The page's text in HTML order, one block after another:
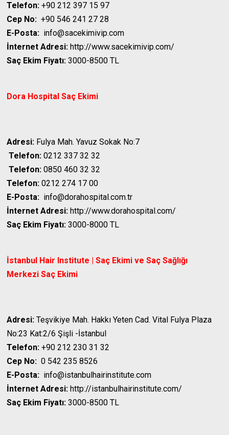
Telefon: +90 212 397 15 97
Cep No: +90 546 241 27 28
E-Posta: info@sacekimivip.com
İnternet Adresi: http://www.sacekimivip.com/
Saç Ekim Fiyatı: 3000-8500 TL
Dora Hospital Saç Ekimi
Adresi: Fulya Mah. Yavuz Sokak No:7
Telefon: 0212 337 32 32
Telefon: 0850 460 32 32
Telefon: 0212 274 17 00
E-Posta: info@dorahospital.com.tr
İnternet Adresi: http://www.dorahospital.com/
Saç Ekim Fiyatı: 3000-8000 TL
İstanbul Hair Institute | Saç Ekimi ve Saç Sağlığı
Merkezi Saç Ekimi
Adresi: Teşvikiye Mah. Hakkı Yeten Cad. Vital Fulya Plaza
No:23 Kat:2/6 Şişli -İstanbul
Telefon: +90 212 230 31 32
Cep No: 0 542 235 8526
E-Posta: info@istanbulhairinstitute.com
İnternet Adresi: http://istanbulhairinstitute.com/
Saç Ekim Fiyatı: 3000-8500 TL